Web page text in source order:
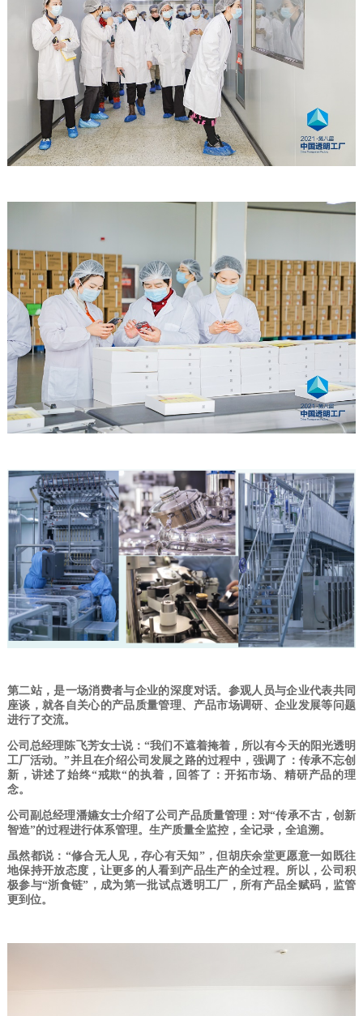
第二站，是一场消费者与企业的深度对话。参观人员与企业代表共同
座谈，就各自关心的产品质量管理、产品市场调研、企业发展等问题
进行了交流。
公司总经理陈飞芳女士说：“我们不遮着掩着，所以有今天的阳光透明
工厂活动。”并且在介绍公司发展之路的过程中，强调了：传承不忘创
新，讲述了始终“戒欺“的执着，回答了：开拓市场、精研产品的理
念。
公司副总经理潘嬿女士介绍了公司产品质量管理：对“传承不古，创新
智造”的过程进行体系管理。生产质量全监控，全记录，全追溯。
虽然都说： “修合无人见，存心有天知”，但胡庆余堂更愿意一如既往
地保持开放态度，让更多的人看到产品生产的全过程。所以，公司积
极参与“浙食链”，成为第一批试点透明工厂，所有产品全赋码，监管
更到位。